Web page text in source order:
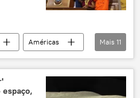
Américas
Mais 11
espaço,